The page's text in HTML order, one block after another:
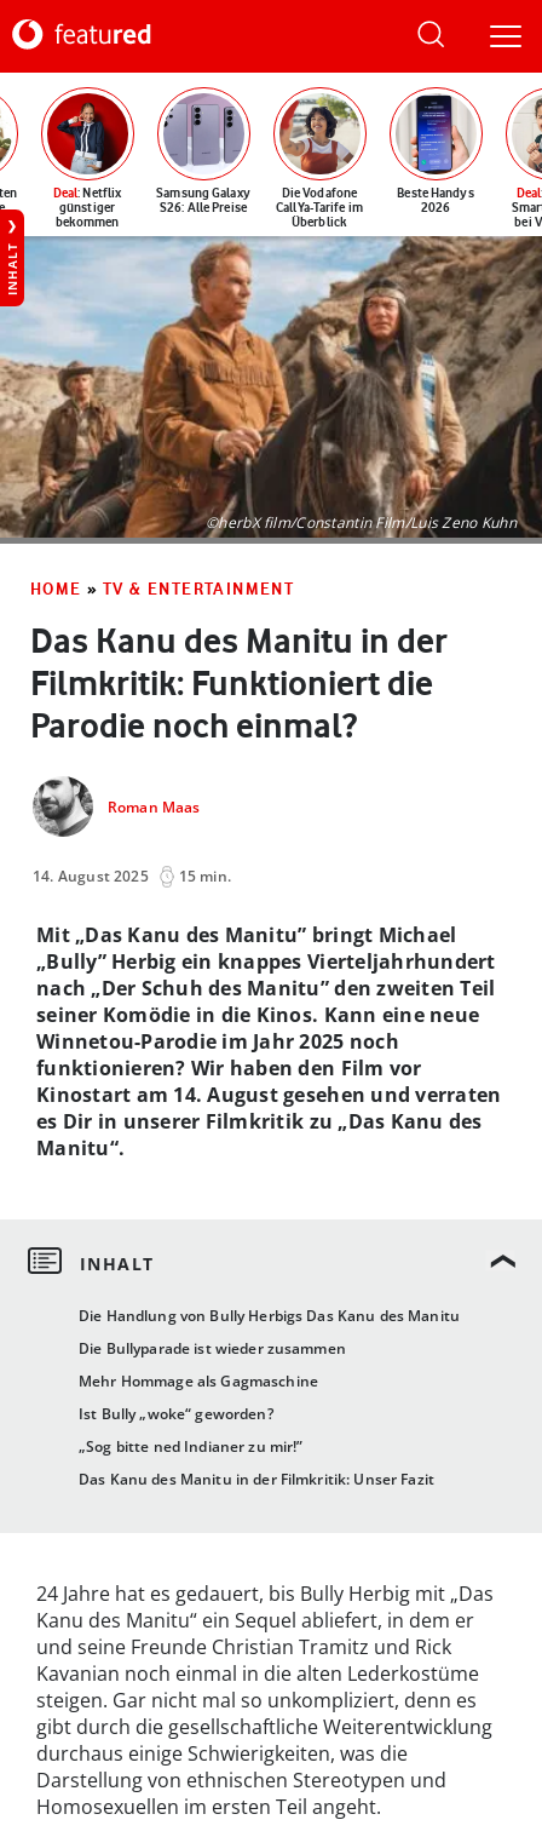
Deal: Netflix
günstiger
bekommen
Samsung Galaxy
S26: Alle Preise
Die Vodafone
CallYa-Tarife im
Überblick
Beste Handys
2026
Deal
bei
INHALT
©herbX film/Constantin Film/Luis Zeno Kuhn
HOME » TV & ENTERTAINMENT
Das Kanu des Manitu in der
Filmkritik: Funktioniert die
Parodie noch einmal?
Roman Maas
14. August 2025 15 min.
Die Handlung von Bully Herbigs Das Kanu des Manitu
Die Bullyparade ist wieder zusammen
Mehr Hommage als Gagmaschine
Ist Bully „woke“ geworden?
„Sog bitte ned Indianer zu mir!”
Das Kanu des Manitu in der Filmkritik: Unser Fazit
Mit „Das Kanu des Manitu” bringt Michael
„Bully” Herbig ein knappes Vierteljahrhundert
nach „Der Schuh des Manitu” den zweiten Teil
seiner Komödie in die Kinos. Kann eine neue
Winnetou-Parodie im Jahr 2025 noch
funktionieren? Wir haben den Film vor
Kinostart am 14. August gesehen und verraten
es Dir in unserer Filmkritik zu „Das Kanu des
Manitu“.
24 Jahre hat es gedauert, bis Bully Herbig mit „Das
Kanu des Manitu“ ein Sequel abliefert, in dem er
und seine Freunde Christian Tramitz und Rick
Kavanian noch einmal in die alten Lederkostüme
steigen. Gar nicht mal so unkompliziert, denn es
gibt durch die gesellschaftliche Weiterentwicklung
durchaus einige Schwierigkeiten, was die
Darstellung von ethnischen Stereotypen und
Homosexuellen im ersten Teil angeht.